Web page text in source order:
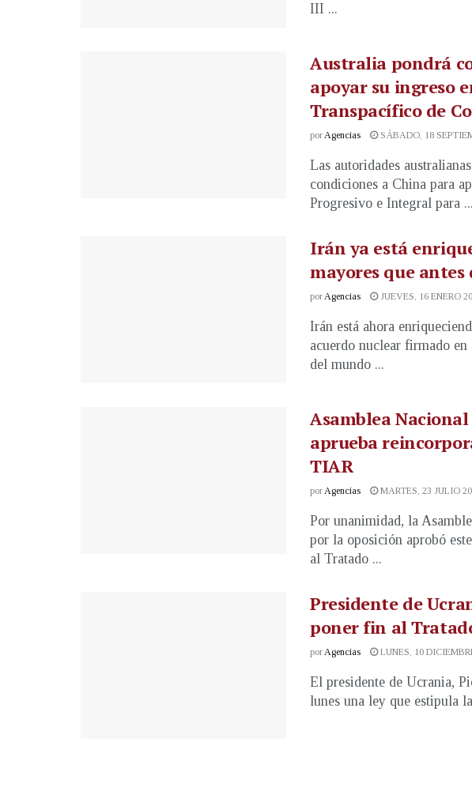
III ...
Australia pondrá
apoyar su ingreso
Transpacífico de
porAgencias SÁBADO, 18
Las autoridades
condiciones a China para
Progresivo e Integral para ...
Irán ya está
mayores que
porAgencias JUEVES, 16 ENERO
Irán está ahora
acuerdo nuclear firmado
del mundo ...
Asamblea
aprueba
TIAR
por Agencias MARTES, 23 JULIO
Por unanimidad, la
por la oposición aprobó
al Tratado ...
Presidente de
poner fin al
por Agencias LUNES, 10
El presidente de Ucrania,
lunes una ley que estipula